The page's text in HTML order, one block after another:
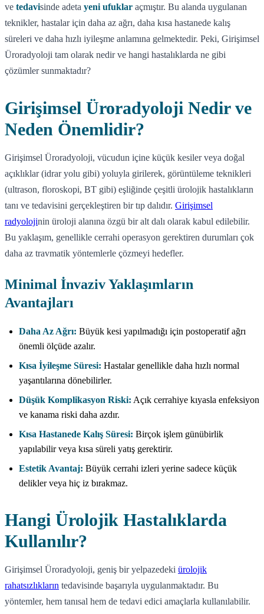
ve tedavisinde adeta yeni ufuklar açmıştır. Bu alanda uygulanan
teknikler, hastalar için daha az ağrı, daha kısa hastanede kalış
süreleri ve daha hızlı iyileşme anlamına gelmektedir. Peki, Girişimsel
Üroradyoloji tam olarak nedir ve hangi hastalıklarda ne gibi
çözümler sunmaktadır?
Girişimsel Üroradyoloji Nedir ve
Neden Önemlidir?
Girişimsel Üroradyoloji, vücudun içine küçük kesiler veya doğal
açıklıklar (idrar yolu gibi) yoluyla girilerek, görüntüleme teknikleri
(ultrason, floroskopi, BT gibi) eşliğinde çeşitli ürolojik hastalıkların
tanı ve tedavisini gerçekleştiren bir tıp dalıdır. Girişimsel
radyolojinin üroloji alanına özgü bir alt dalı olarak kabul edilebilir.
Bu yaklaşım, genellikle cerrahi operasyon gerektiren durumları çok
daha az travmatik yöntemlerle çözmeyi hedefler.
Minimal İnvaziv Yaklaşımların
Avantajları
Daha Az Ağrı: Büyük kesi yapılmadığı için postoperatif ağrı
önemli ölçüde azalır.
Kısa İyileşme Süresi: Hastalar genellikle daha hızlı normal
yaşantılarına dönebilirler.
Düşük Komplikasyon Riski: Açık cerrahiye kıyasla enfeksiyon
ve kanama riski daha azdır.
Kısa Hastanede Kalış Süresi: Birçok işlem günübirlik
yapılabilir veya kısa süreli yatış gerektirir.
Estetik Avantaj: Büyük cerrahi izleri yerine sadece küçük
delikler veya hiç iz bırakmaz.
Hangi Ürolojik Hastalıklarda
Kullanılır?
Girişimsel Üroradyoloji, geniş bir yelpazedeki ürolojik
rahatsızlıkların tedavisinde başarıyla uygulanmaktadır. Bu
yöntemler, hem tanısal hem de tedavi edici amaçlarla kullanılabilir.